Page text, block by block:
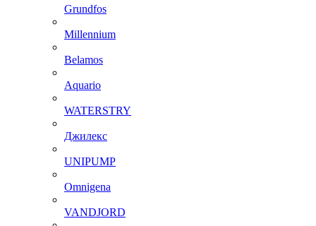
Grundfos
Millennium
Belamos
Aquario
WATERSTRY
Джилекс
UNIPUMP
Omnigena
VANDJORD